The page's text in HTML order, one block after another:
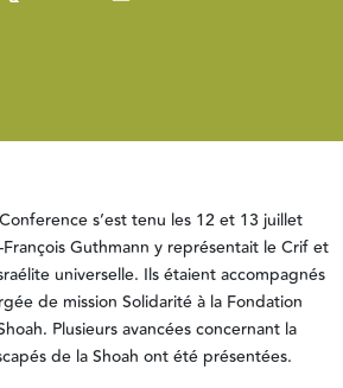
s’est tenu les 12 et 13 juillet
Guthmann y représentait le Crif et
universelle. Ils étaient accompagnés
de mission Solidarité à la Fondation
Plusieurs avancées concernant la
de la Shoah ont été présentées.